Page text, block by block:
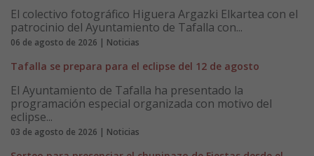
El colectivo fotográfico Higuera Argazki Elkartea con el
patrocinio del Ayuntamiento de Tafalla con...
06 de agosto de 2026 | Noticias
Tafalla se prepara para el eclipse del 12 de agosto
El Ayuntamiento de Tafalla ha presentado la
programación especial organizada con motivo del
eclipse...
03 de agosto de 2026 | Noticias